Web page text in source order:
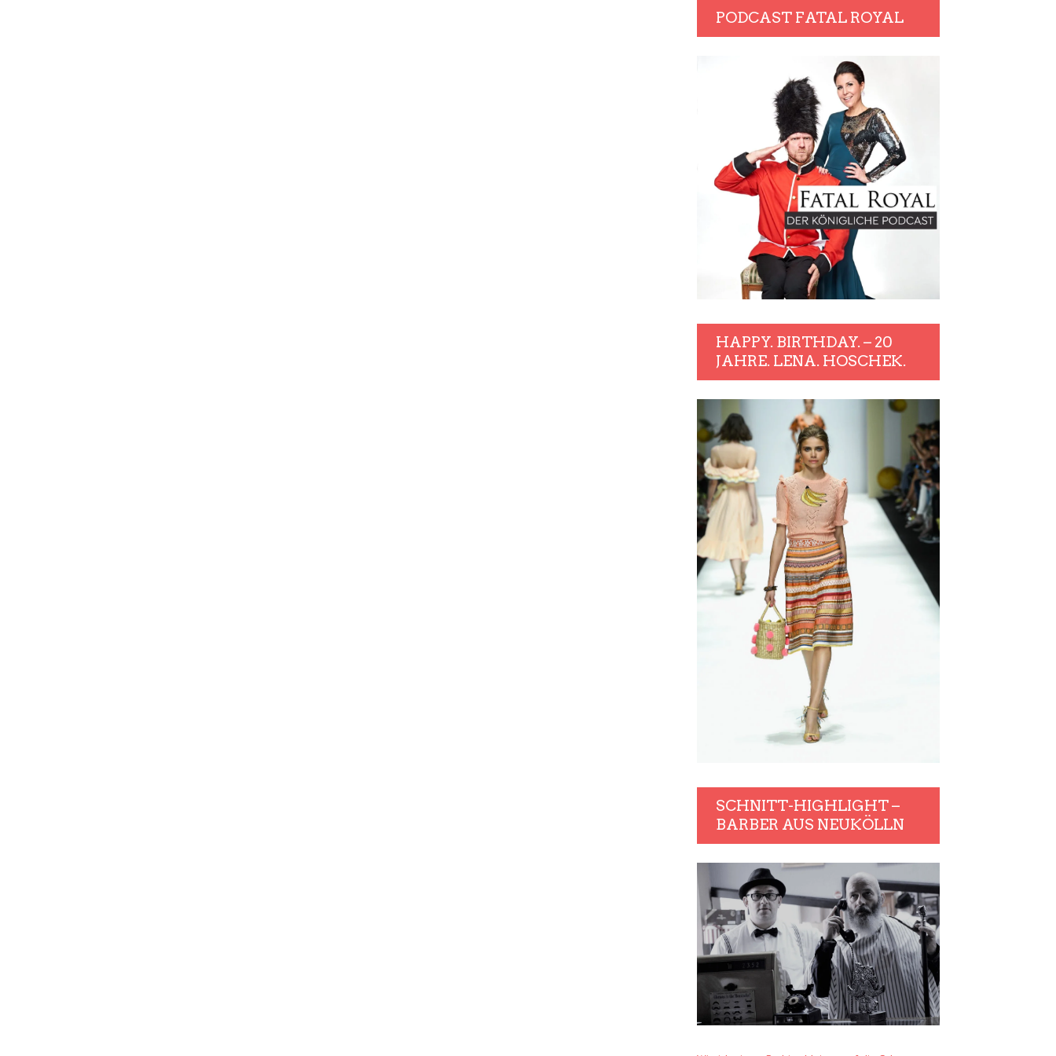
PODCAST FATAL ROYAL
HAPPY. BIRTHDAY. – 20
JAHRE. LENA. HOSCHEK.
SCHNITT-HIGHLIGHT –
BARBER AUS NEUKÖLLN